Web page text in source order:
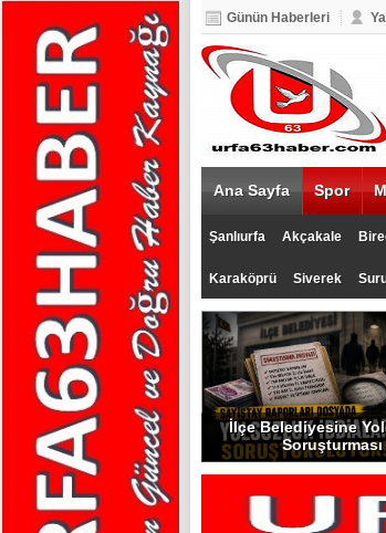
Günün Haberleri
BIST 100
5.093
Ana Sayfa Spor
Şanlıurfa Akçakale
Karaköprü Siverek
İlçe Belediyesine
Soruşturması